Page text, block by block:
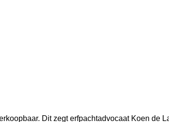
Dit zegt erfpachtadvocaat Koen de